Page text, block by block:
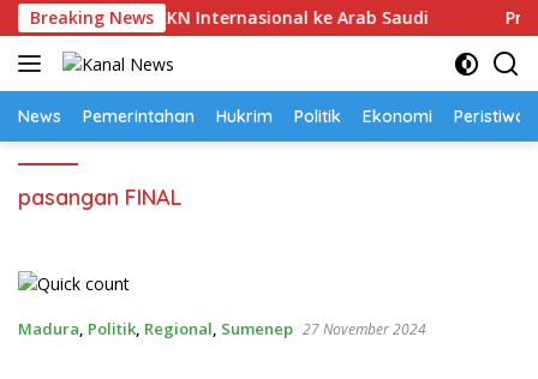
Langsung
ke
konten
Breaking News
Mahasiswa KKN Internasional ke Arab Saudi
News Pemerintahan Hukrim Politik Ekonomi Peristiwa
pasangan FINAL
Madura, Politik, Regional, Sumenep 27 November 2024